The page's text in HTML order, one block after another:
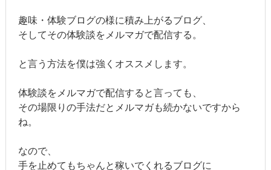
趣味・体験ブログの様に積み上がるブログ、
そしてその体験談をメルマガで配信する。
と言う方法を僕は強くオススメします。
体験談をメルマガで配信すると言っても、
その場限りの手法だとメルマガも続かないですから
ね。
なので、
手を止めてもちゃんと稼いでくれるブログに